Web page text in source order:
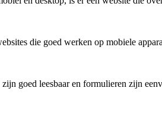
die goed werken op mobiele
goed leesbaar en formulieren zijn